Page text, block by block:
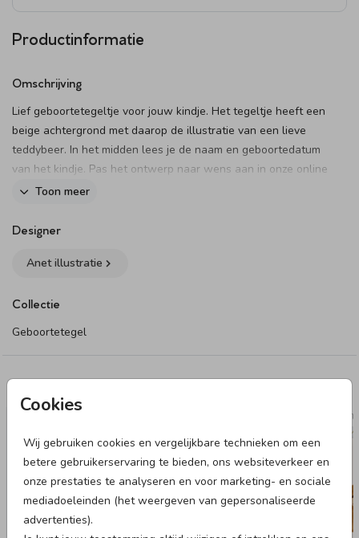
Cookies
Wij gebruiken cookies en vergelijkbare technieken om een
betere gebruikerservaring te bieden, ons websiteverkeer en
onze prestaties te analyseren en voor marketing- en sociale
mediadoeleinden (het weergeven van gepersonaliseerde
advertenties).
Productinformatie
Omschrijving
Lief geboortetegeltje voor jouw kindje. Het tegeltje heeft een
beige achtergrond met daarop de illustratie van een lieve
teddybeer. In het midden lees je de naam en geboortedatum
van het kindje. Pas het ontwerp naar wens aan in onze online
editor.
Specificaties geboortetegel
- Materiaal: keramiek (glad) met matte afwerking
- Te bedrukken met een afbeelding, tekst en/of eigen foto
kleuren van het geboortekaartje
Dit product maakt onderdeel uit vandeze set.
Toon meer
Designer
Anet illustratie
Collectie
Geboortetegel